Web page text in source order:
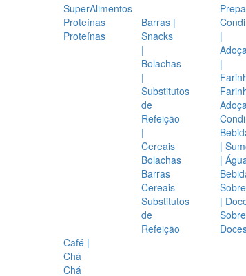
SuperAlimentos
Proteínas
Proteínas
Barras |
Snacks
|
Bolachas
|
Substitutos
de
Refeição
|
Cereais
Bolachas
Barras
Cereais
Substitutos
de
Refeição
|
|
|
|
|
Café |
Chá
Chá